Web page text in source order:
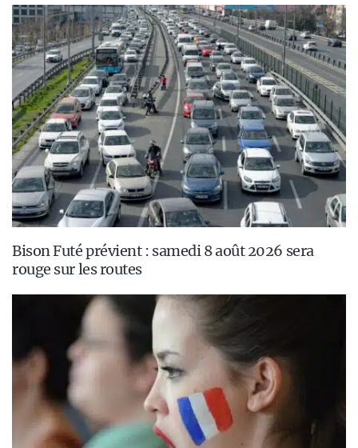
Bison Futé prévient : samedi 8 août 2026 sera
rouge sur les routes